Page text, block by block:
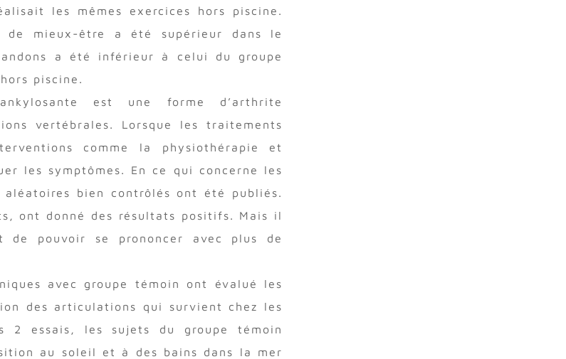
les mêmes exercices hors piscine.
de mieux-être a été supérieur dans le
a été inférieur à celui du groupe
piscine.
est une forme d’arthrite
vertébrales. Lorsque les traitements
comme la physiothérapie et
les symptômes. En ce qui concerne les
bien contrôlés ont été publiés.
ont donné des résultats positifs. Mais il
de pouvoir se prononcer avec plus de
avec groupe témoin ont évalué les
des articulations qui survient chez les
2 essais, les sujets du groupe témoin
au soleil et à des bains dans la mer